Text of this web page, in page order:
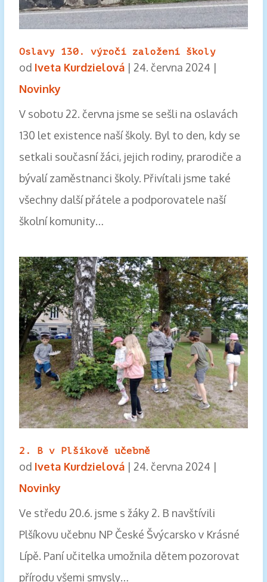
Oslavy 130. výročí založení školy
od Iveta Kurdzielová| 24. června 2024 |
Novinky
V sobotu 22. června jsme se sešli na oslavách
130 let existence naší školy. Byl to den, kdy se
setkali současní žáci, jejich rodiny, prarodiče a
bývalí zaměstnanci školy. Přivítali jsme také
všechny další přátele a podporovatele naší
školní komunity…
2. B v Plšíkově učebně
od Iveta Kurdzielová| 24. června 2024 |
Novinky
Ve středu 20.6. jsme s žáky 2. B navštívili
Plšíkovu učebnu NP České Švýcarsko v Krásné
Lípě. Paní učitelka umožnila dětem pozorovat
přírodu všemi smysly…